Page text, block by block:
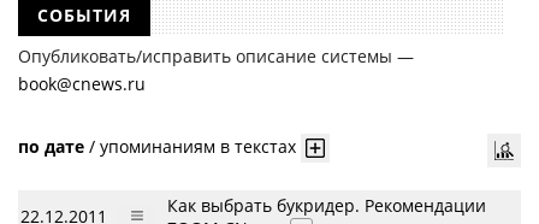
СОБЫТИЯ
Опубликовать/исправить описание системы —
book@cnews.ru
по дате / упоминаниям в текстах
22.12.2011
Как выбрать букридер. Рекомендации